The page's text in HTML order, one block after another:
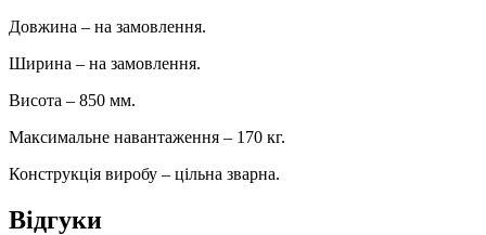
Довжина – на замовлення.
Ширина – на замовлення.
Висота – 850 мм.
Максимальне навантаження – 170 кг.
Конструкція виробу – цільна зварна.
Відгуки